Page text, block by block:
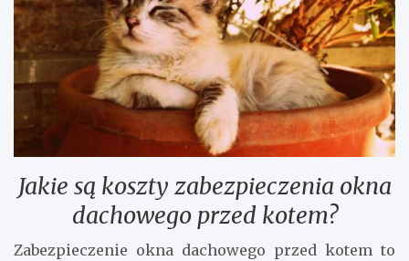
Jakie są koszty zabezpieczenia okna
dachowego przed kotem?
Zabezpieczenie okna dachowego przed kotem to